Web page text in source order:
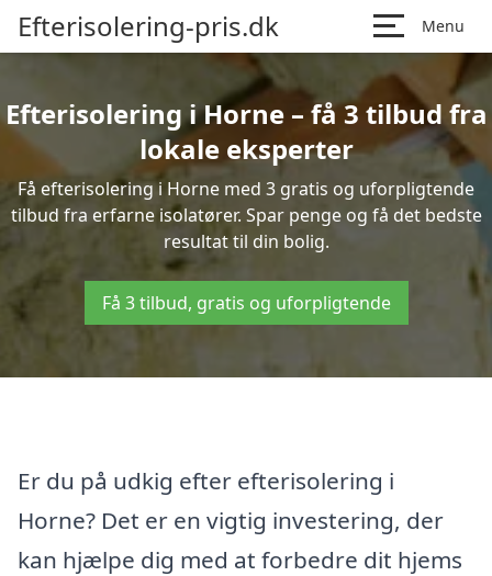
Efterisolering-pris.dk Menu
Efterisolering i Horne – få 3 tilbud fra
lokale eksperter
Få efterisolering i Horne med 3 gratis og uforpligtende
tilbud fra erfarne isolatører. Spar penge og få det bedste
resultat til din bolig.
Få 3 tilbud, gratis og uforpligtende
Er du på udkig efter efterisolering i
Horne? Det er en vigtig investering, der
kan hjælpe dig med at forbedre dit hjems